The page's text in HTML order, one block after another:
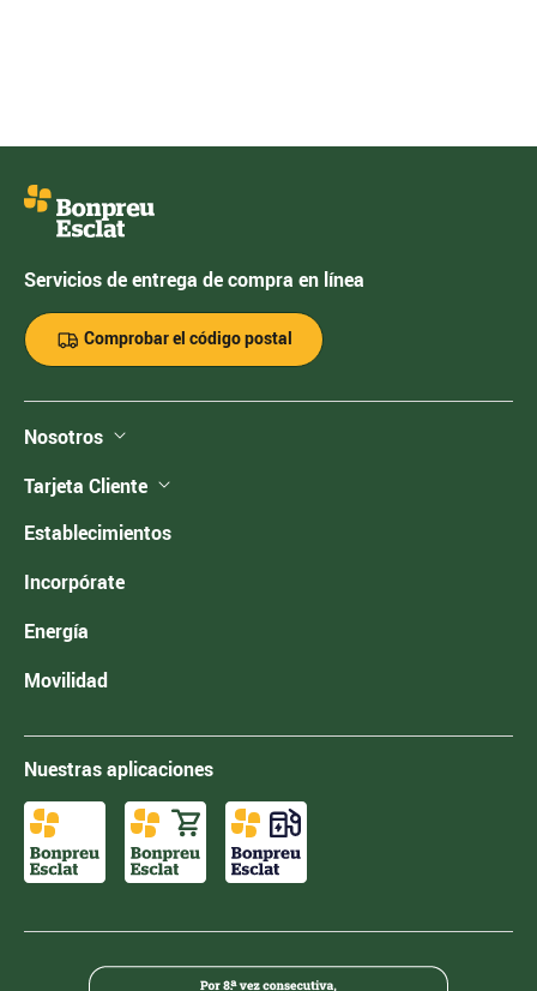
Servicios de entrega de compra en línea
Comprobar el código postal
Nosotros
Tarjeta Cliente
Establecimientos
Incorpórate
Energía
Movilidad
Nuestras aplicaciones